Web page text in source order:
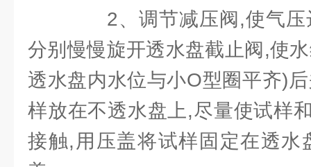
2、调节减压阀,使气压
分别慢慢旋开透水盘截止阀,使
透水盘内水位与小O型圈平齐)
样放在不透水盘上,尽量使试样
接触,用压盖将试样固定在透水